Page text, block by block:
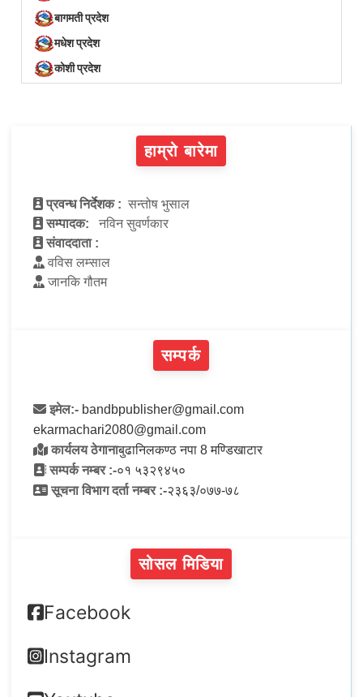
बागमती प्रदेश
मधेश प्रदेश
कोशी प्रदेश
हाम्रो बारेमा
प्रवन्ध निर्देशक : सन्तोष भुसाल
सम्पादक:
नविन सुवर्णकार
संवाददाता :
वविस लम्साल
जानकि गौतम
सम्पर्क
इमेल:- bandbpublisher@gmail.com
ekarmachari2080@gmail.com
कार्यलय ठेगानाबुढानिलकण्ठ नपा 8 मण्डिखाटार
सम्पर्क नम्बर :-०१ ५३२९४५०
सूचना विभाग दर्ता नम्बर :-२३६३/०७७-७८
सोसल मिडिया
Facebook
Instagram